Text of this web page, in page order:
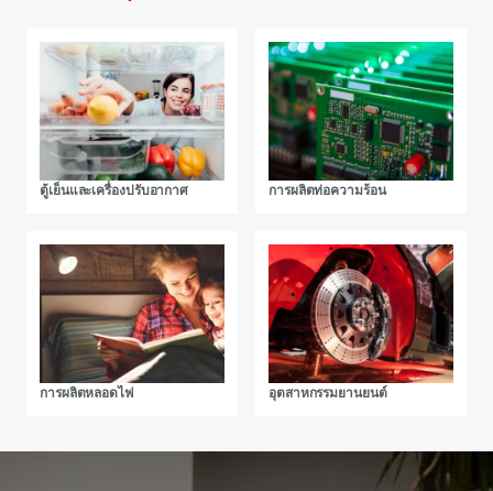
ตู้เย็นและเครื่องปรับอากาศ การผลิตท่อความร้อน
การผลิตหลอดไฟ อุตสาหกรรมยานยนต์